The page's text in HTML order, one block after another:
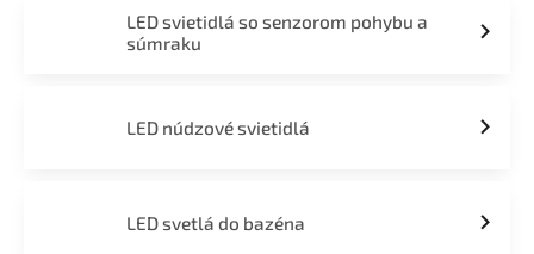
LED svietidlá so senzorom pohybu a
súmraku
LED núdzové svietidlá
LED svetlá do bazéna